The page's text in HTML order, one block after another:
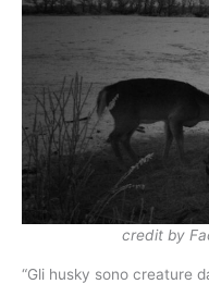
credit by
“Gli husky sono creature